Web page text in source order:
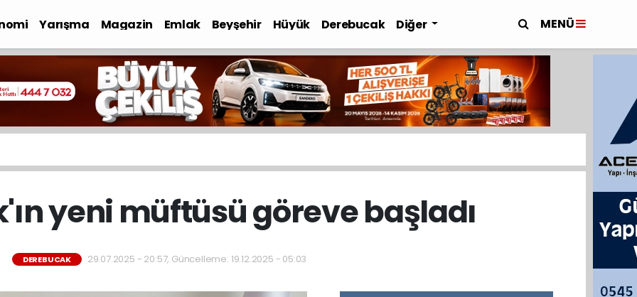
Yarışma Magazin Emlak Beyşehir Hüyük Derebucak Diğer MENÜ
yeni müftüsü göreve başladı
DEREBUCAK 29.07.2025 - 20:57, Güncelleme: 19.12.2025 - 05:03